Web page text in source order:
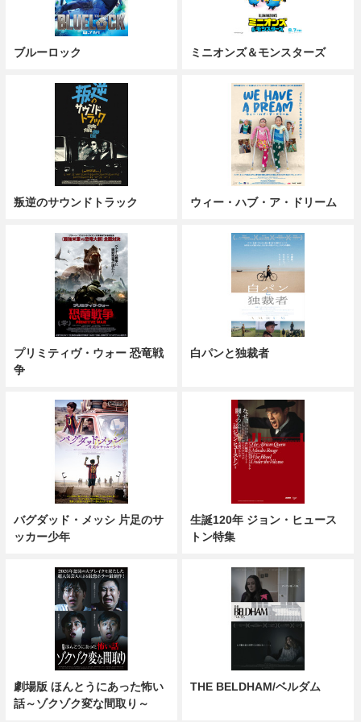
ブルーロック ミニオンズ＆モンスターズ
叛逆のサウンドトラック ウィー・ハブ・ア・ドリーム
プリミティヴ・ウォー 恐竜戦
争
白パンと独裁者
バグダッド・メッシ 片足のサ
ッカー少年
生誕120年 ジョン・ヒュース
トン特集
劇場版 ほんとうにあった怖い
話～ゾクゾク変な間取り～
THE BELDHAM/ベルダム